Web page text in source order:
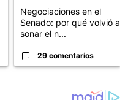
Negociaciones en el
Senado: por qué volvió a
sonar el n...
29 comentarios